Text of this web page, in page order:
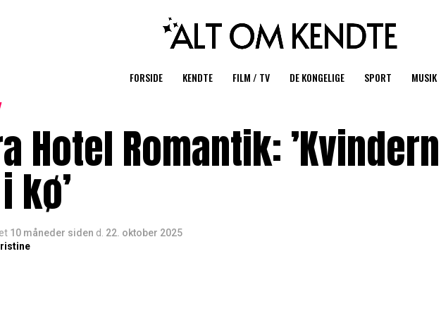
FORSIDE KENDTE FILM / TV DE KONGELIGE SPORT MUSIK
Hotel Romantik:
kø’
10 måneder siden d. 22. oktober 2025